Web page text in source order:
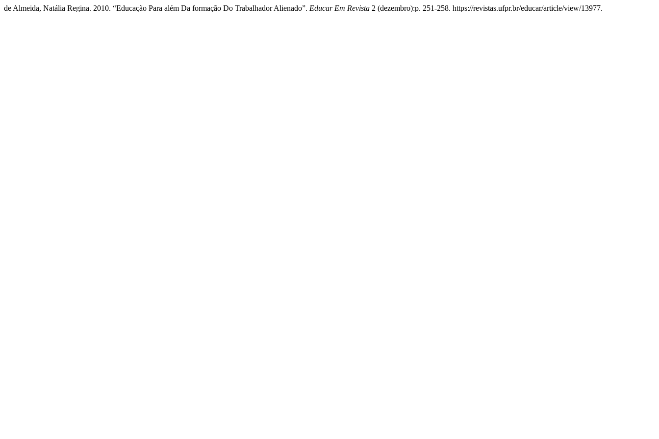
de Almeida, Natália Regina. 2010. “Educação Para além Da formação Do Trabalhador Alienado”. Educar Em Revista 2 (dezembro):p. 251-258. https://revistas.ufpr.br/educar/article/view/13977.